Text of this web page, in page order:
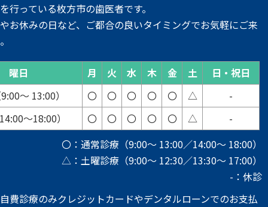
行っている枚方市の歯医者です。
お休みの日など、ご都合の良いタイミングでお気軽にご来
曜日 月 火 水 木 金 土
日・祝日
～ 13:00）
〇 〇 〇 〇 〇 △
-
～18:00）
〇 〇 〇 〇 〇 △
-
〇：通常診療（9:00～ 13:00／14:00～ 18:00）
△：土曜診療（9:00～ 12:30／13:30～ 17:00）
-：休診
費診療のみクレジットカードやデンタルローンでのお支払